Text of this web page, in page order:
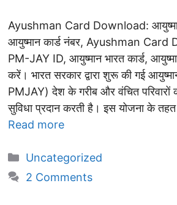
Ayushman Card Download:
आयुष्मान कार्ड नंबर, Ayushman
PM-JAY ID, आयुष्मान भारत कार्ड,
करें। भारत सरकार द्वारा शुरू की गई
PMJAY) देश के गरीब और वंचित परिवारों
सुविधा प्रदान करती है। इस योजना के
Read more
Categories
Uncategorized
2 Comments